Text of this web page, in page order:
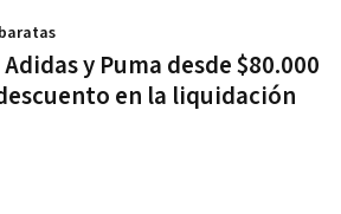
y Puma desde $80.000
en la liquidación